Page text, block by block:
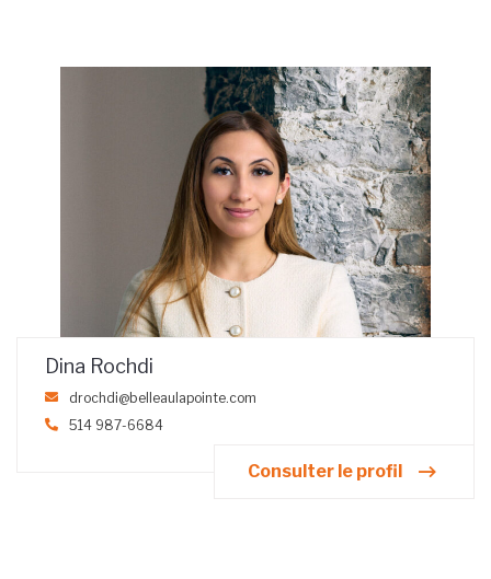
Dina Rochdi
drochdi@belleaulapointe.com
514 987-6684
Consulter le profil